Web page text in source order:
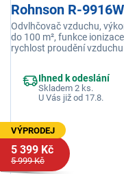
Rohnson R-
Odvlhčovač vzduchu,
do 100 m², funkce
rychlost proudění
Ihned k odeslání
Skladem 2 ks.
U Vás již od 17.8.
VÝPRODEJ
5 399 Kč
5 999 Kč